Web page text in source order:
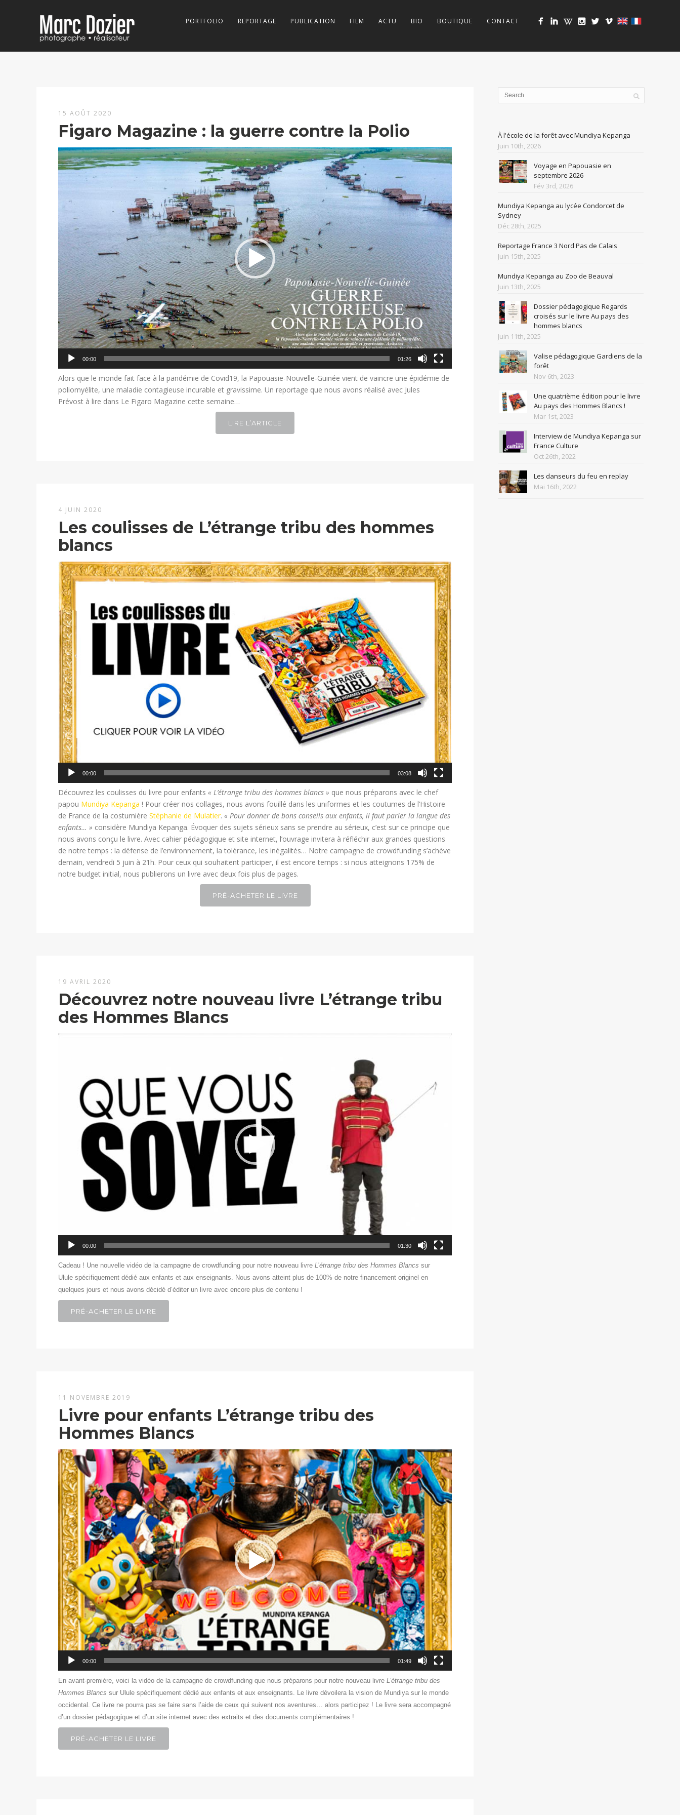
PORTFOLIO REPORTAGE PUBLICATION FILM ACTU BIO BOUTIQUE CONTACT
15 AOÛT 2020
Figaro Magazine : la guerre contre la Polio
Lecteur
vidéo
00:00 01:26
Alors que le monde fait face à la pandémie de Covid19, la Papouasie-Nouvelle-Guinée vient de vaincre une épidémie de
poliomyélite, une maladie contagieuse incurable et gravissime. Un reportage que nous avons réalisé avec Jules
Prévost à lire dans Le Figaro Magazine cette semaine…
LIRE L’ARTICLE
4 JUIN 2020
Les coulisses de L’étrange tribu des hommes
blancs
Lecteur
vidéo
00:00 03:08
Découvrez les coulisses du livre pour enfants« L’étrange tribu des hommes blancs » que nous préparons avec le chef
papou Mundiya Kepanga ! Pour créer nos collages, nous avons fouillé dans les uniformes et les coutumes de l’Histoire
de France de la costumièreStéphanie de Mulatier.« Pour donner de bons conseils aux enfants, il faut parler la langue des
enfants… » considère Mundiya Kepanga. Évoquer des sujets sérieux sans se prendre au sérieux, c’est sur ce principe que
nous avons conçu le livre. Avec cahier pédagogique et site internet, l’ouvrage invitera à réfléchir aux grandes questions
de notre temps : la défense de l’environnement, la tolérance, les inégalités… Notre campagne de crowdfunding s’achève
demain, vendredi 5 juin à 21h. Pour ceux qui souhaitent participer, il est encore temps : si nous atteignons 175% de
notre budget initial, nous publierons un livre avec deux fois plus de pages.
PRÉ-ACHETER LE LIVRE
19 AVRIL 2020
Découvrez notre nouveau livre L’étrange tribu
des Hommes Blancs
00:00 01:30
Cadeau ! Une nouvelle vidéo de la campagne de crowdfunding pour notre nouveau livreL’étrange tribu des Hommes Blancs sur
Ulule spécifiquement dédié aux enfants et aux enseignants. Nous avons atteint plus de 100% de notre financement originel en
quelques jours et nous avons décidé d’éditer un livre avec encore plus de contenu !
PRÉ-ACHETER LE LIVRE
11 NOVEMBRE 2019
Livre pour enfants L’étrange tribu des
Hommes Blancs
Lecteur
vidéo
00:00 01:49
En avant-première, voici la vidéo de la campagne de crowdfunding que nous préparons pour notre nouveau livreL’étrange tribu des
Hommes Blancs sur Ulule spécifiquement dédié aux enfants et aux enseignants. Le livre dévoilera la vision de Mundiya sur le monde
occidental.Ce livre ne pourra pas se faire sans l’aide de ceux qui suivent nos aventures… alors participez ! Le livre sera accompagné
d’un dossier pédagogique et d’un site internet avec des extraits et des documents complémentaires !
PRÉ-ACHETER LE LIVRE
À l'école de la forêt avec Mundiya Kepanga
Juin 10th, 2026
Voyage en Papouasie en
septembre 2026
Fév 3rd, 2026
Mundiya Kepanga au lycée Condorcet de
Sydney
Déc 28th, 2025
Reportage France 3 Nord Pas de Calais
Juin 15th, 2025
Mundiya Kepanga au Zoo de Beauval
Juin 13th, 2025
Dossier pédagogique Regards
croisés sur le livre Au pays des
hommes blancs
Juin 11th, 2025
Valise pédagogique Gardiens de la
forêt
Nov 6th, 2023
Une quatrième édition pour le livre
Au pays des Hommes Blancs !
Mar 1st, 2023
Interview de Mundiya Kepanga sur
France Culture
Oct 26th, 2022
Les danseurs du feu en replay
Mai 16th, 2022